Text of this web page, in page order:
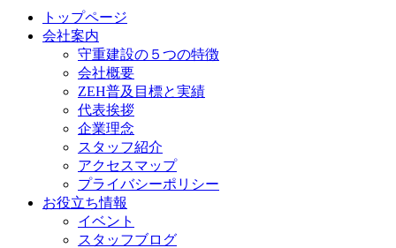
トップページ
会社案内
守重建設の５つの特徴
会社概要
ZEH普及目標と実績
代表挨拶
企業理念
スタッフ紹介
アクセスマップ
プライバシーポリシー
お役立ち情報
イベント
スタッフブログ